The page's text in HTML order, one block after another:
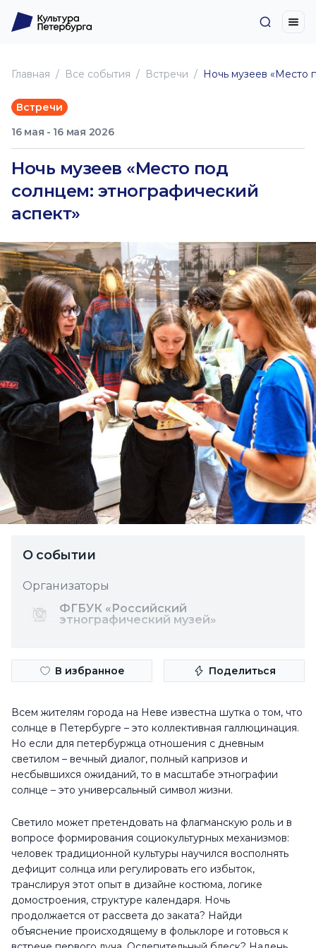
Главная Все события Встречи Ночь музеев «Место
Встречи
16 мая - 16 мая 2026
Ночь музеев «Место под
солнцем: этнографический
аспект»
О событии
Организаторы
ФГБУК «Российский
этнографический музей»
В избранное Поделиться
Всем жителям города на Неве известна шутка о том, что
солнце в Петербурге – это коллективная галлюцинация.
Но если для петербуржца отношения с дневным
светилом – вечный диалог, полный капризов и
несбывшихся ожиданий, то в масштабе этнографии
солнце – это универсальный символ жизни.
Светило может претендовать на флагманскую роль и в
вопросе формирования социокультурных механизмов:
человек традиционной культуры научился восполнять
дефицит солнца или регулировать его избыток,
транслируя этот опыт в дизайне костюма, логике
домостроения, структуре календаря. Ночь
продолжается от рассвета до заката? Найди
объяснение происходящему в фольклоре и готовься к